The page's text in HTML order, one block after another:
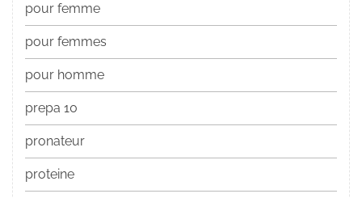
pour femme
pour femmes
pour homme
prepa 10
pronateur
proteine